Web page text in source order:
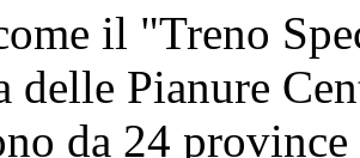
il "Treno
delle Pianure
da 24